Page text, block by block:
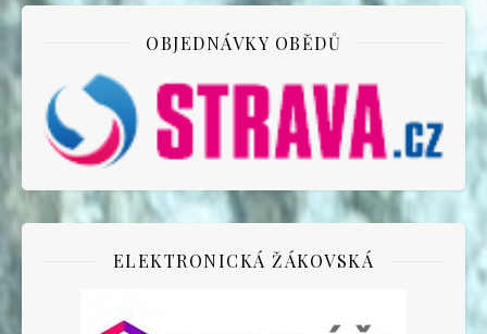
OBJEDNÁVKY OBĚDŮ
ELEKTRONICKÁ ŽÁKOVSKÁ